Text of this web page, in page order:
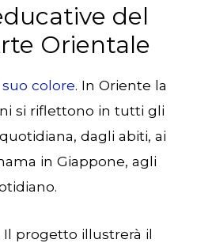
del
Orientale
colore. In Oriente la
si riflettono in tutti gli
dagli abiti, ai
in Giappone, agli
Il progetto illustrerà il